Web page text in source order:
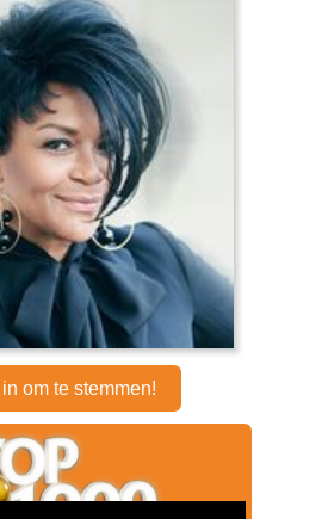
in om te stemmen!